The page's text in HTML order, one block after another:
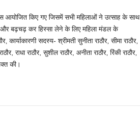
किए गए जिसमें सभी महिलाओं ने उत्साह के साथ
और बढ़चढ़ कर हिस्सा लेने के लिए महिला मंडल के
कार्याकारणी सदस्य- श्रीमती सुनीता राठौर, सीमा राठौर,
राधा राठौर, सुशील राठौर, अनीता राठौर, रिंकी राठौर,
की।